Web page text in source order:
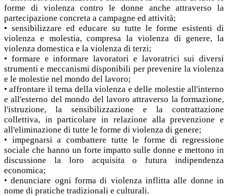
forme di violenza contro le donne anche attraverso la
partecipazione concreta a campagne ed attività;
• sensibilizzare ed educare su tutte le forme esistenti di
violenza e molestia, compresa la violenza di genere, la
violenza domestica e la violenza di terzi;
• formare e informare lavoratori e lavoratrici sui diversi
strumenti e meccanismi disponibili per prevenire la violenza
e le molestie nel mondo del lavoro;
• affrontare il tema della violenza e delle molestie all'interno
e all'esterno del mondo del lavoro attraverso la formazione,
l'istruzione, la sensibilizzazione e la contrattazione
collettiva, in particolare in relazione alla prevenzione e
all'eliminazione di tutte le forme di violenza di genere;
• impegnarsi a combattere tutte le forme di regressione
sociale che hanno un forte impatto sulle donne e mettono in
discussione la loro acquisita o futura indipendenza
economica;
• denunciare ogni forma di violenza inflitta alle donne in
nome di pratiche tradizionali e culturali.